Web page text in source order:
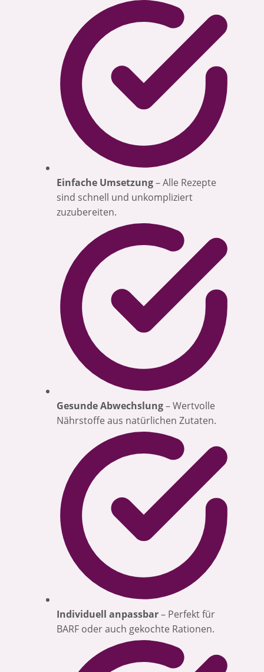
Einfache Umsetzung– Alle Rezepte
sind schnell und unkompliziert
zuzubereiten.
Gesunde Abwechslung– Wertvolle
Nährstoffe aus natürlichen Zutaten.
Individuell anpassbar– Perfekt für
BARF oder auch gekochte Rationen.